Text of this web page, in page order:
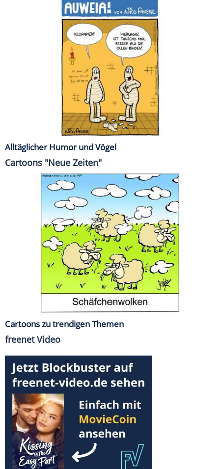
Alltäglicher Humor und Vögel
Cartoons "Neue Zeiten"
Cartoons zu trendigen Themen
freenet Video